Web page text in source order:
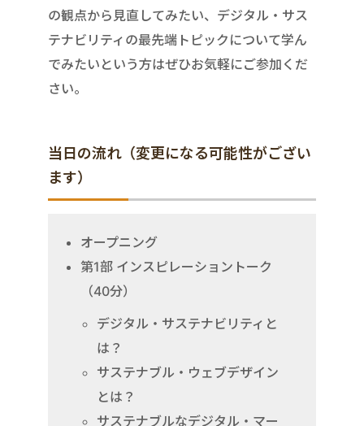
の観点から見直してみたい、デジタル・サス
テナビリティの最先端トピックについて学ん
でみたいという方はぜひお気軽にご参加くだ
さい。
当日の流れ（変更になる可能性がござい
ます）
オープニング
第1部 インスピレーショントーク
（40分）
デジタル・サステナビリティと
は？
サステナブル・ウェブデザイン
とは？
サステナブルなデジタル・マー